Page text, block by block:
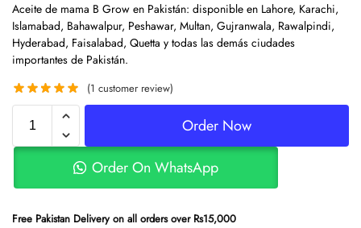
Aceite de mama B Grow en Pakistán: disponible en Lahore, Karachi,
Islamabad, Bahawalpur, Peshawar, Multan, Gujranwala, Rawalpindi,
Hyderabad, Faisalabad, Quetta y todas las demás ciudades
importantes de Pakistán.
(1 customer review)
Order Now
Order On WhatsApp
Free Pakistan Delivery on all orders over Rs15,000